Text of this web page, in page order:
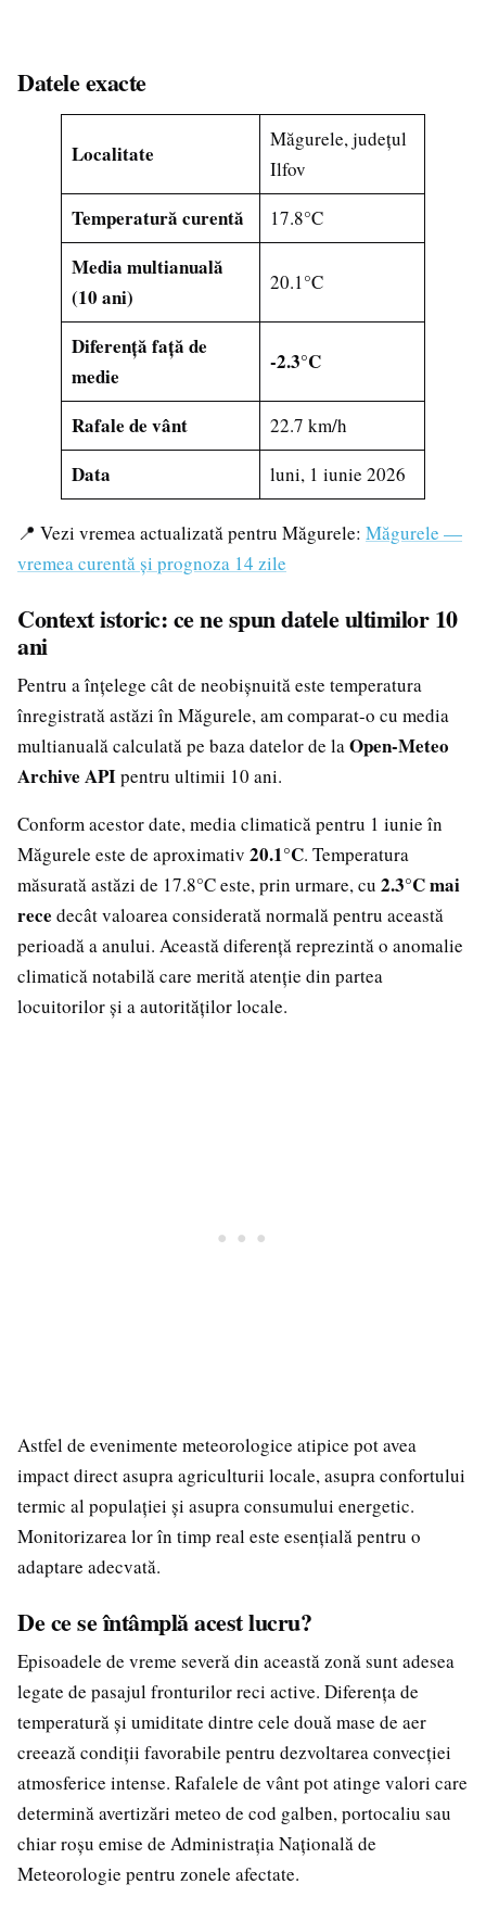
Datele exacte
Localitate
Măgurele, județul
Ilfov
Temperatură curentă 17.8°C
Media multianuală
(10 ani)
20.1°C
Diferență față de
medie
-2.3°C
Rafale de vânt 22.7 km/h
Data luni, 1 iunie 2026
📍 Vezi vremea actualizată pentru Măgurele: Măgurele —
vremea curentă și prognoza 14 zile
Context istoric: ce ne spun datele ultimilor 10
ani
Pentru a înțelege cât de neobișnuită este temperatura
înregistrată astăzi în Măgurele, am comparat-o cu media
multianuală calculată pe baza datelor de laOpen-Meteo
Archive APIpentru ultimii 10 ani.
Conform acestor date, media climatică pentru 1 iunie în
Măgurele este de aproximativ 20.1°C. Temperatura
măsurată astăzi de 17.8°C este, prin urmare, cu 2.3°C mai
rece decât valoarea considerată normală pentru această
perioadă a anului. Această diferență reprezintă o anomalie
climatică notabilă care merită atenție din partea
locuitorilor și a autorităților locale.
Astfel de evenimente meteorologice atipice pot avea
impact direct asupra agriculturii locale, asupra confortului
termic al populației și asupra consumului energetic.
Monitorizarea lor în timp real este esențială pentru o
adaptare adecvată.
De ce se întâmplă acest lucru?
Episoadele de vreme severă din această zonă sunt adesea
legate de pasajul fronturilor reci active. Diferența de
temperatură și umiditate dintre cele două mase de aer
creează condiții favorabile pentru dezvoltarea convecției
atmosferice intense. Rafalele de vânt pot atinge valori care
determină avertizări meteo de cod galben, portocaliu sau
chiar roșu emise de Administrația Națională de
Meteorologie pentru zonele afectate.